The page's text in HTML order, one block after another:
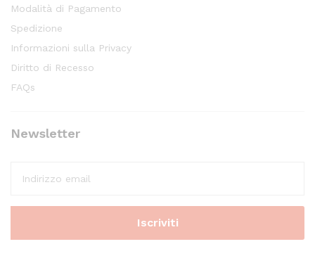
Modalità di Pagamento
Spedizione
Informazioni sulla Privacy
Diritto di Recesso
FAQs
Newsletter